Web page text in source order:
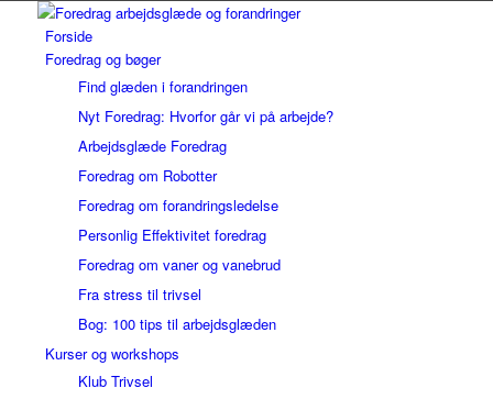
Forside
Foredrag og bøger
Find glæden i forandringen
Nyt Foredrag: Hvorfor går vi på arbejde?
Arbejdsglæde Foredrag
Foredrag om Robotter
Foredrag om forandringsledelse
Personlig Effektivitet foredrag
Foredrag om vaner og vanebrud
Fra stress til trivsel
Bog: 100 tips til arbejdsglæden
Kurser og workshops
Klub Trivsel